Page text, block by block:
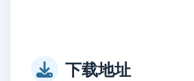
下载地址